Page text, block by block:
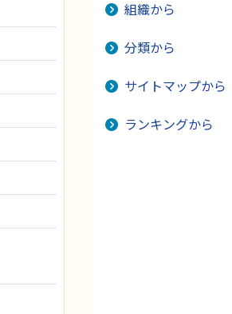
組織から
分類から
サイトマップから
ランキングから